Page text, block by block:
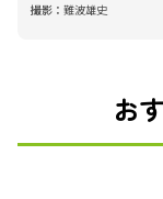
撮影： 難波雄史
お